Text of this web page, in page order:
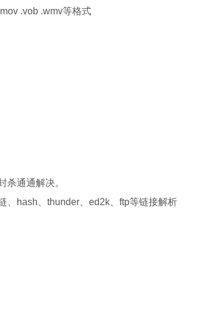
.vob .wmv等格式
杀通通解决。
、hash、thunder、ed2k、ftp等链接解析